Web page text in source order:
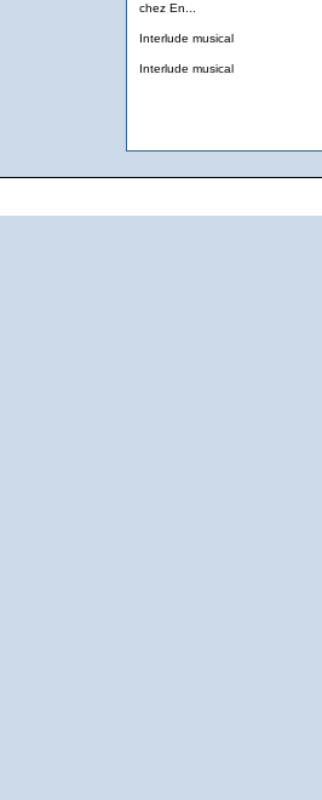
chez En...
Interlude musical
Interlude musical